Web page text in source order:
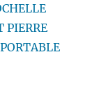
PIERRE